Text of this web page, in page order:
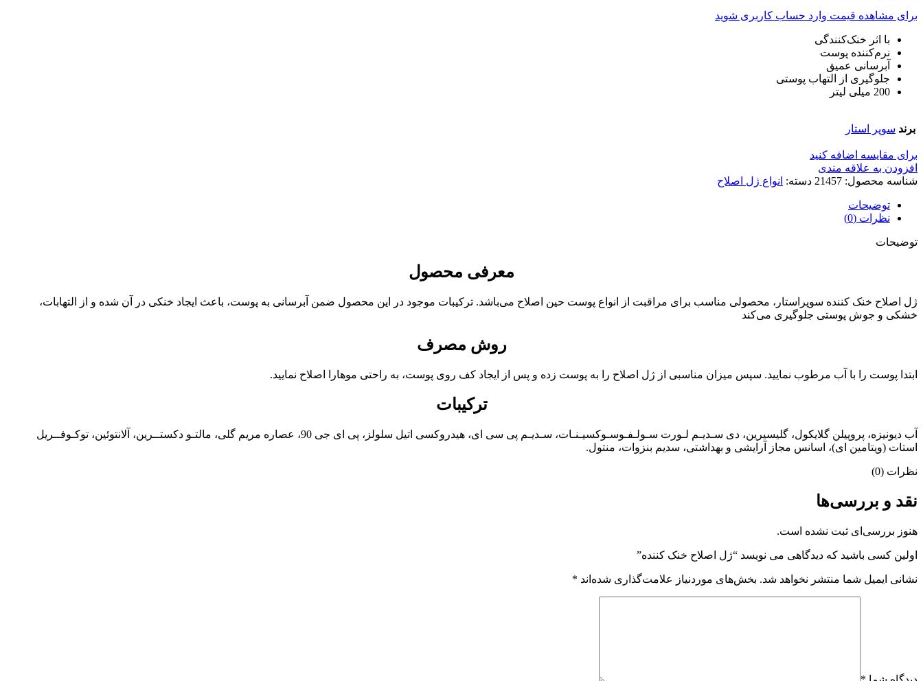
برای مشاهده قیمت وارد حساب کاربری شوید
با اثر خنک‌کنندگی
نرم‌کننده پوست
آبرسانی عمیق
جلوگیری از التهاب پوستی
200 میلی لیتر
برند سوپر استار
برای مقایسه اضافه کنید
افزودن به علاقه مندی
شناسه محصول: 21457 دسته: انواع ژل اصلاح
توضیحات
نظرات (0)
توضیحات
معرفی محصول
ژل اصلاح خنک کننده سوپراستار، محصولی مناسب برای مراقبت از انواع پوست حین اصلاح می‌باشد. ترکیبات موجود در این محصول ضمن آبرسانی به پوست، باعث ایجاد خنکی در آن شده و از التهابات،
خشکی و جوش پوستی جلوگیری می‌کند
روش مصرف
ابتدا پوست را با آب مرطوب نمایید. سپس میزان مناسبی از ژل اصلاح را به پوست زده و پس از ایجاد کف روی پوست، به راحتی موهارا اصلاح نمایید.
ترکیبات
آب دیونیزه، پروپیلن گلایکول، گلیسیرین، دی سـدیـم لـورت سـولـفـوسـوکسیـنـات، سـدیـم پی سی ای، هیدروکسی اتیل سلولز، پی ای جی 90، عصاره مریم گلی، مالتـو دکستــرین، آلانتوئین، توکـوفــریل
استات (ویتامین ای)، اسانس مجاز آرایشی و بهداشتی، سدیم بنزوات، منتول.
نظرات (0)
نقد و بررسی‌ها
هنوز بررسی‌ای ثبت نشده است.
اولین کسی باشید که دیدگاهی می نویسد “ژل اصلاح خنک کننده”
نشانی ایمیل شما منتشر نخواهد شد. بخش‌های موردنیاز علامت‌گذاری شده‌اند *